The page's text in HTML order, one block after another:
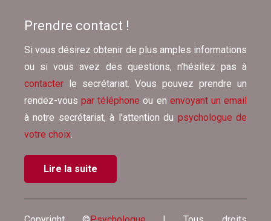
Prendre contact !
Si vous désirez obtenir de plus amples informations
ou si vous avez des questions, n’hésitez pas à
contacter le secrétariat. Vous pouvez prendre un
rendez-vouspar téléphone ou en envoyant un email
à notre secrétariat, à l’attention du psychologue de
votre choix.
Lire la suite